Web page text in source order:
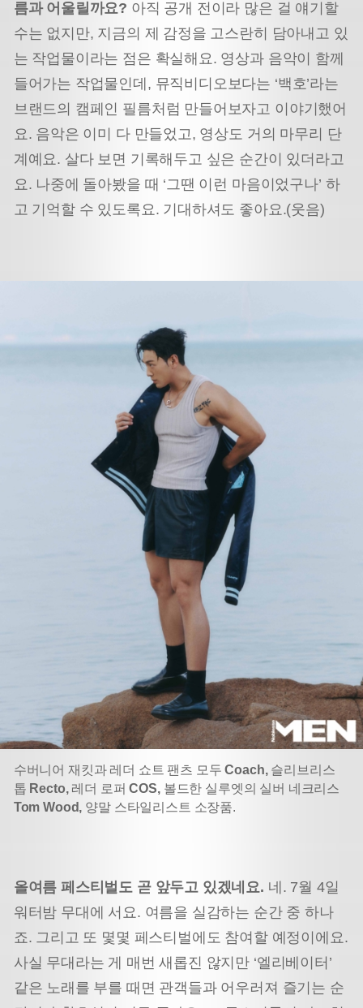
름과 어울릴까요? 아직 공개 전이라 많은 걸 얘기할
수는 없지만, 지금의 제 감정을 고스란히 담아내고 있
는 작업물이라는 점은 확실해요. 영상과 음악이 함께
들어가는 작업물인데, 뮤직비디오보다는 ‘백호’라는
브랜드의 캠페인 필름처럼 만들어보자고 이야기했어
요. 음악은 이미 다 만들었고, 영상도 거의 마무리 단
계예요. 살다 보면 기록해두고 싶은 순간이 있더라고
요. 나중에 돌아봤을 때 ‘그땐 이런 마음이었구나’ 하
고 기억할 수 있도록요. 기대하셔도 좋아요.(웃음)
수버니어 재킷과 레더 쇼트 팬츠 모두Coach,슬리브리스
톱 Recto, 레더 로퍼COS,볼드한 실루엣의 실버 네크리스
Tom Wood, 양말 스타일리스트 소장품.
올여름 페스티벌도 곧 앞두고 있겠네요. 네. 7월 4일
워터밤 무대에 서요. 여름을 실감하는 순간 중 하나
죠. 그리고 또 몇몇 페스티벌에도 참여할 예정이에요.
사실 무대라는 게 매번 새롭진 않지만 ‘엘리베이터’
같은 노래를 부를 때면 관객들과 어우러져 즐기는 순